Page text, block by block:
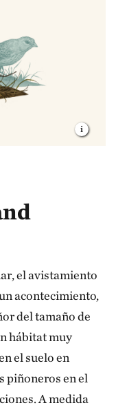
el avistamiento
acontecimiento,
del tamaño de
hábitat muy
el suelo en
piñoneros en el
A medida